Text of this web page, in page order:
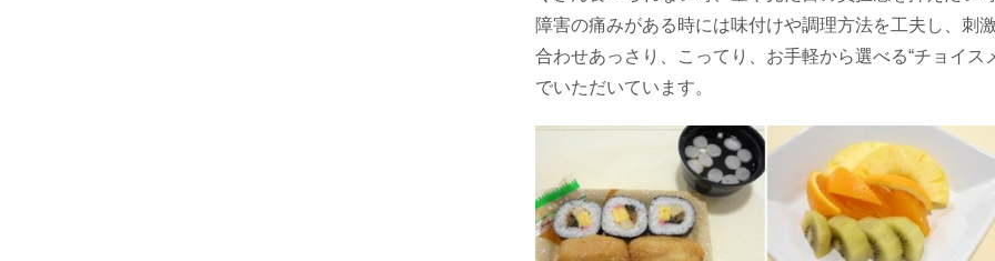
障害の痛みがある時には味付けや調理方法を工夫し、刺
合わせあっさり、こってり、お手軽から選べる“チョイス
でいただいています。